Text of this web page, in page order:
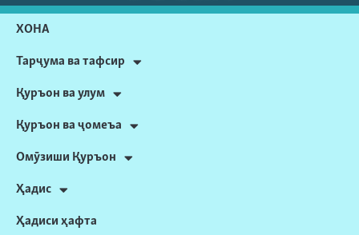
ХОНА
Тарҷума ва тафсир
Қуръон ва улум
Қуръон ва ҷомеъа
Омӯзиши Қуръон
Ҳадис
Ҳадиси ҳафта